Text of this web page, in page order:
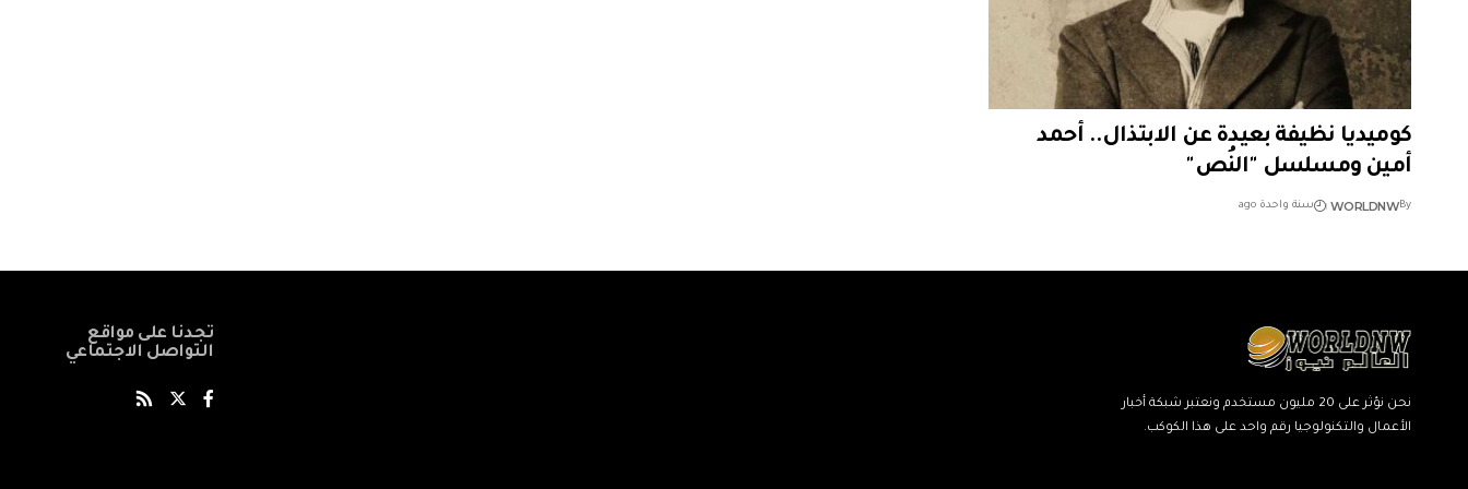
كوميديا نظيفة بعيدة عن الابتذال.. أحمد
أمين ومسلسل "النُص"
By
WORLDNW سنة واحدة ago
نحن نؤثر على 20 مليون مستخدم ونعتبر شبكة أخبار
الأعمال والتكنولوجيا رقم واحد على هذا الكوكب.
تجدنا على مواقع
التواصل الاجتماعي